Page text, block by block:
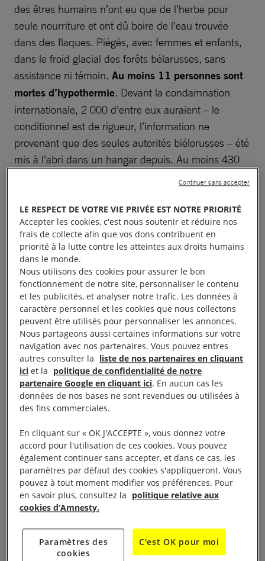
des êtres humains n’ont eu que de l’herbe pour
seule nourriture et ont dû boire de l’eau trouvée
dans des flaques. Piégés, avec femmes et enfants,
dans le froid glacial des forêts bélarusses, sans
assistance ni témoin. Au moins 11 personnes sont
mortes d’hypothermie. Devant la condamnation
internationale, 2 000 d’entre eux auraient – le
conditionnel est de rigueur, l’information ne
provenant que des seules autorités biélorusses – été
mis à l’abri dans un hangar depuis. Au moins 430
Un sommet d’inhumanité
Comment en est-on arrivé à un tel sommet
d’inhumanité aux frontières entre la Pologne, la
Lettonie, la Lituanie et la Biélorussie ? D’abord parce
que le dirigeant bélarusse Loukachenko a
sciemment décidé d’organiser un voyage direct vers
l’enfer pour des personnes déjà en détresse dans
leur propre pays, en Syrie ou en Afghanistan par
exemple. Ensuite parce que la Pologne, la Lettonie,
européenne choisissent de renier les valeurs
fondatrices de l’Europe et leurs engagements
internationaux en faveur du respect des droits
humains. Face à l’arrivée de quelques milliers de
personnes à leurs frontières, ils ont réagi comme s’il
À lire aussi : Naufrage meurtrier dans la Manche :
LE RESPECT DE VOTRE VIE PRIVÉE EST NOTRE PRIORITÉ
Accepter les cookies, c'est nous soutenir et réduire nos
frais de collecte afin que vos dons contribuent en
priorité à la lutte contre les atteintes aux droits humains
dans le monde.
Nous utilisons des cookies pour assurer le bon
fonctionnement de notre site, personnaliser le contenu
et les publicités, et analyser notre trafic. Les données à
caractère personnel et les cookies que nous collectons
peuvent être utilisés pour personnaliser les annonces.
Nous partageons aussi certaines informations sur votre
navigation avec nos partenaires. Vous pouvez entres
autres consulter la liste de nos partenaires en cliquant
ici et la politique de confidentialité de notre
partenaire Google en cliquant ici. En aucun cas les
données de nos bases ne sont revendues ou utilisées à
des fins commerciales.
En cliquant sur « OK J'ACCEPTE », vous donnez votre
accord pour l'utilisation de ces cookies. Vous pouvez
également continuer sans accepter, et dans ce cas, les
paramètres par défaut des cookies s'appliqueront. Vous
pouvez à tout moment modifier vos préférences. Pour
en savoir plus, consultez la politique relative aux
cookies d’Amnesty.
Paramètres des
cookies
C'est OK pour moi
Continuer sans accepter